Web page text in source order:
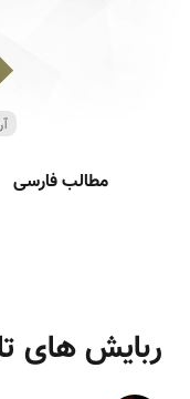
مطالب فارسی
ربایش های